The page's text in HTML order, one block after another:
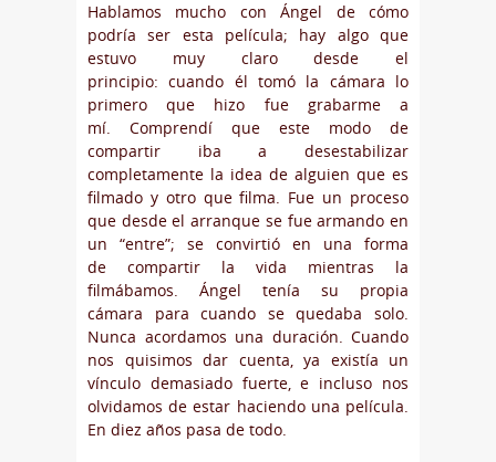
Hablamos mucho con Ángel de cómo
podría ser esta película; hay algo que
estuvo muy claro desde el
principio: cuando él tomó la cámara lo
primero que hizo fue grabarme a
mí. Comprendí que este modo de
compartir iba a desestabilizar
completamente la idea de alguien que es
filmado y otro que filma. Fue un proceso
que desde el arranque se fue armando en
un “entre”; se convirtió en una forma
de compartir la vida mientras la
filmábamos. Ángel tenía su propia
cámara para cuando se quedaba solo.
Nunca acordamos una duración. Cuando
nos quisimos dar cuenta, ya existía un
vínculo demasiado fuerte, e incluso nos
olvidamos de estar haciendo una película.
En diez años pasa de todo.